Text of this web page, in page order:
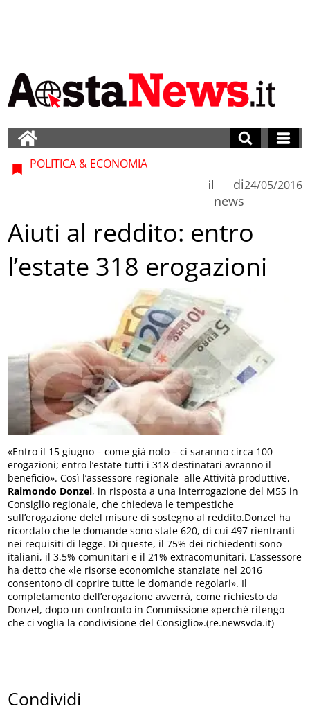
POLITICA & ECONOMIA
di
news
il 24/05/2016
Aiuti al reddito: entro
l’estate 318 erogazioni
«Entro il 15 giugno – come già noto – ci saranno circa 100
erogazioni; entro l’estate tutti i 318 destinatari avranno il
beneficio». Così l’assessore regionale alle Attività produttive,
Raimondo Donzel, in risposta a una interrogazione del M5S in
Consiglio regionale, che chiedeva le tempestiche
sull’erogazione delel misure di sostegno al reddito.Donzel ha
ricordato che le domande sono state 620, di cui 497 rientranti
nei requisiti di legge. Di queste, il 75% dei richiedenti sono
italiani, il 3,5% comunitari e il 21% extracomunitari. L’assessore
ha detto che «le risorse economiche stanziate nel 2016
consentono di coprire tutte le domande regolari». Il
completamento dell’erogazione avverrà, come richiesto da
Donzel, dopo un confronto in Commissione «perché ritengo
che ci voglia la condivisione del Consiglio».(re.newsvda.it)
Condividi